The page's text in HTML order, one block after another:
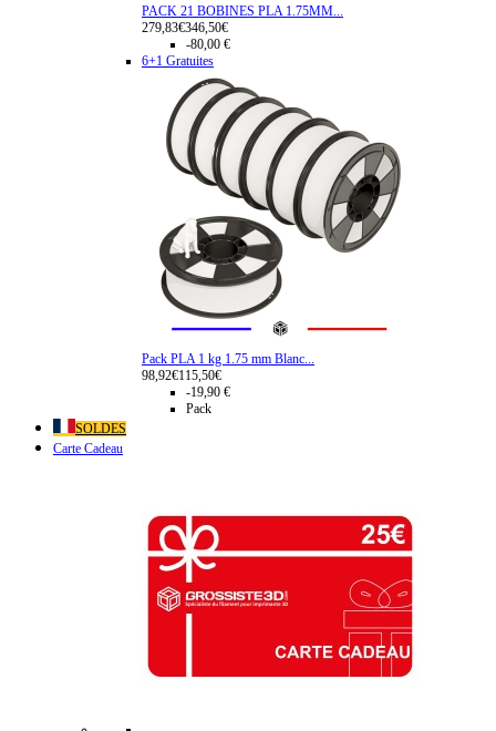
PACK 21 BOBINES PLA 1.75MM...
279,83€346,50€
-80,00 €
6+1 Gratuites
Pack PLA 1 kg 1.75 mm Blanc...
98,92€115,50€
-19,90 €
Pack
SOLDES
Carte Cadeau